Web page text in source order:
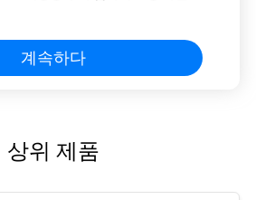
계속하다
상위 제품